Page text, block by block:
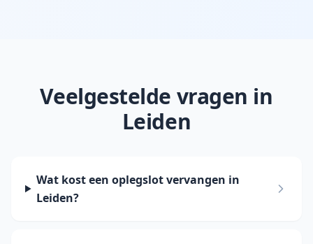
Veelgestelde vragen in
Leiden
Wat kost een oplegslot vervangen in
Leiden?